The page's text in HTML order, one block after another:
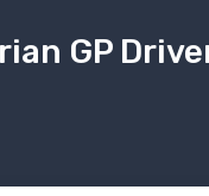
GP